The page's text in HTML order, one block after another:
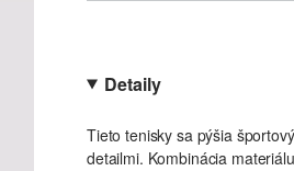
Detaily
Tieto tenisky sa pýšia
detailmi. Kombinácia